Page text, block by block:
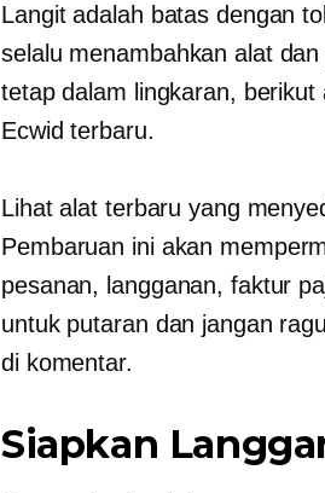
Langit adalah batas dengan
selalu menambahkan alat
tetap dalam lingkaran,
Ecwid terbaru.
Lihat alat terbaru yang
Pembaruan ini akan
pesanan, langganan, faktur
untuk putaran dan jangan
di komentar.
Siapkan